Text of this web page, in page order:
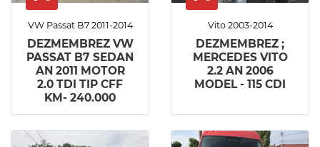
VW Passat B7 2011-2014
DEZMEMBREZ VW
PASSAT B7 SEDAN
AN 2011 MOTOR
2.0 TDI TIP CFF
KM- 240.000
Vito 2003-2014
DEZMEMBREZ ;
MERCEDES VITO
2.2 AN 2006
MODEL - 115 CDI